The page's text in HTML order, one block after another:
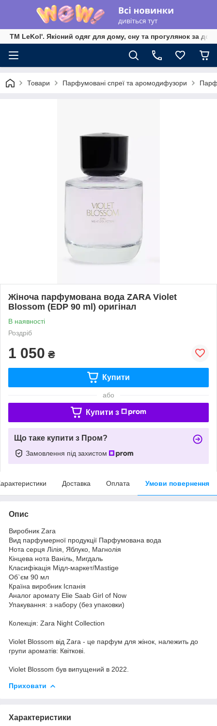
TM LeKol'. Якісний одяг для дому, сну та прогулянок за
Товари Парфумовані спреї та аромодифузори
Жіноча парфумована вода ZARA Violet
Blossom (EDP 90 ml) оригінал
В наявності
Роздріб
1 050 ₴
Купити
або
Купити з
Що таке купити з Пром?
Замовлення під захистом
Доставка Оплата Умови повернення
Опис
Виробник Zara
Вид парфумерної продукції Парфумована вода
Нота серця Лілія, Яблуко, Магнолія
Кінцева нота Ваніль, Мигдаль
Класифікація Мідл-маркет/Mastige
Об`єм 90 мл
Країна виробник Іспанія
Аналог аромату Elie Saab Girl of Now
Упакування: з набору (без упаковки)
Колекція: Zara Night Collection
Violet Blossom від Zara - це парфум для жінок, належить до
групи ароматів: Квіткові.
Violet Blossom був випущений в 2022.
Приховати
Характеристики